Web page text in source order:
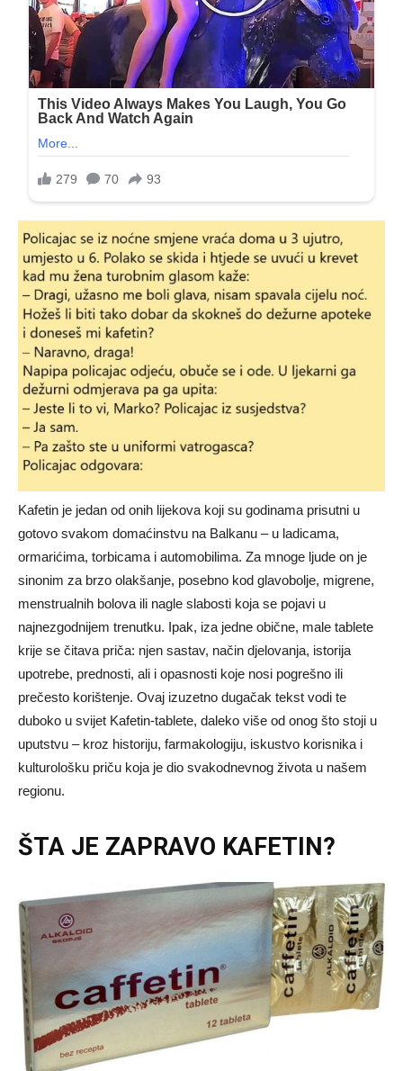
Kafetin je jedan od onih lijekova koji su godinama prisutni u
gotovo svakom domaćinstvu na Balkanu – u ladicama,
ormarićima, torbicama i automobilima. Za mnoge ljude on je
sinonim za brzo olakšanje, posebno kod glavobolje, migrene,
menstrualnih bolova ili nagle slabosti koja se pojavi u
najnezgodnijem trenutku. Ipak, iza jedne obične, male tablete
krije se čitava priča: njen sastav, način djelovanja, istorija
upotrebe, prednosti, ali i opasnosti koje nosi pogrešno ili
prečesto korištenje. Ovaj izuzetno dugačak tekst vodi te
duboko u svijet Kafetin-tablete, daleko više od onog što stoji u
uputstvu – kroz historiju, farmakologiju, iskustvo korisnika i
kulturološku priču koja je dio svakodnevnog života u našem
regionu.
ŠTA JE ZAPRAVO KAFETIN?